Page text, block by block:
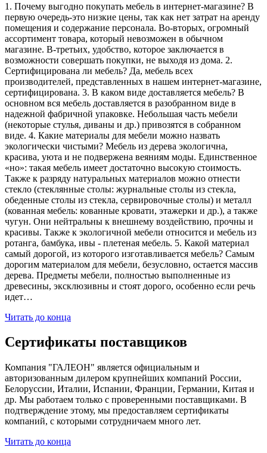
1. Почему выгодно покупать мебель в интернет-магазине? В
первую очередь-это низкие цены, так как нет затрат на аренду
помещения и содержание персонала. Во-вторых, огромный
ассортимент товара, который невозможен в обычном
магазине. В-третьих, удобство, которое заключается в
возможности совершать покупки, не выходя из дома. 2.
Сертифицирована ли мебель? Да, мебель всех
производителей, представленных в нашем интернет-магазине,
сертифицирована. 3. В каком виде доставляется мебель? В
основном вся мебель доставляется в разобранном виде в
надежной фабричной упаковке. Небольшая часть мебели
(некоторые стулья, диваны и др.) привозятся в собранном
виде. 4. Какие материалы для мебели можно назвать
экологически чистыми? Мебель из дерева экологична,
красива, уюта и не подвержена веяниям моды. Единственное
«но»: такая мебель имеет достаточно высокую стоимость.
Также к разряду натуральных материалов можно отнести
стекло (стеклянные столы: журнальные столы из стекла,
обеденные столы из стекла, сервировочные столы) и металл
(кованная мебель: кованные кровати, этажерки и др.), а также
чугун. Они нейтральны к внешнему воздействию, прочны и
красивы. Также к экологичной мебели относится и мебель из
ротанга, бамбука, ивы - плетеная мебель. 5. Какой материал
самый дорогой, из которого изготавливается мебель? Самым
дорогим материалом для мебели, безусловно, остается массив
дерева. Предметы мебели, полностью выполненные из
древесины, эксклюзивны и стоят дорого, особенно если речь
идет…
Читать до конца
Сертификаты поставщиков
Компания "ГАЛЕОН" является официальным и
авторизованным дилером крупнейших компаний России,
Белоруссии, Италии, Испании, Франции, Германии, Китая и
др. Мы работаем только с проверенными поставщиками. В
подтверждение этому, мы предоставляем сертификаты
компаний, с которыми сотрудничаем много лет.
Читать до конца